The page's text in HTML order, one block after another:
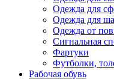
Одежда для
Одежда для
Одежда от
Сигнальная
Фартуки
Футболки,
Рабочая обувь